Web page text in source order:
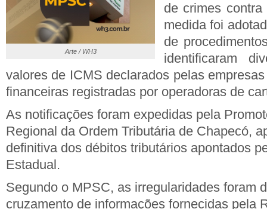
Arte / WH3
de crimes
medida foi
de
identificaram
valores de ICMS declarados pelas
financeiras registradas por operadoras de
As notificações foram expedidas pela
Regional da Ordem Tributária de Chapecó,
definitiva dos débitos tributários apontados
Estadual.
Segundo o MPSC, as irregularidades foram
cruzamento de informações fornecidas pela